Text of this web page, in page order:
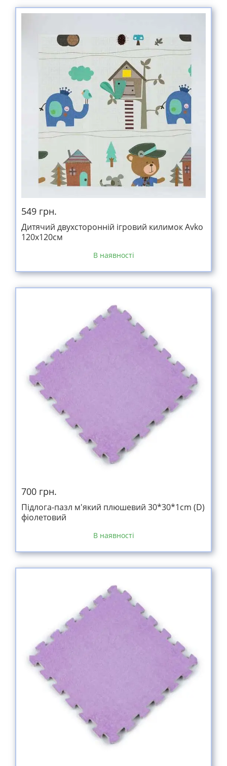
549 грн.
Дитячий двухсторонній ігровий килимок Avko
120x120см
В наявності
700 грн.
Підлога-пазл м'який плюшевий 30*30*1cm (D)
фіолетовий
В наявності